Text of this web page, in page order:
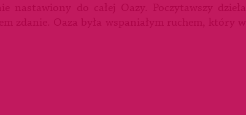
nastawiony do całej Oazy. Poczytawszy dzieła
zdanie. Oaza była wspaniałym ruchem, który w